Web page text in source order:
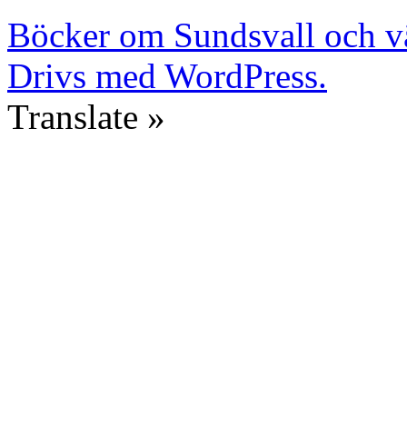
Böcker om Sundsvall och
Drivs med WordPress.
Translate »